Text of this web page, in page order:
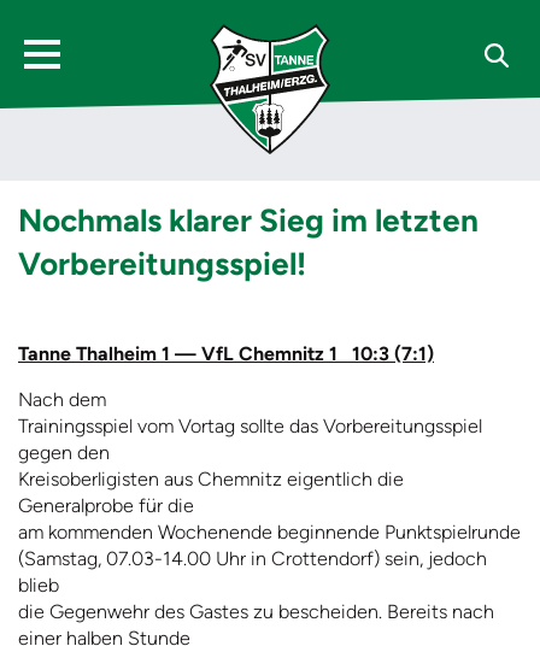
Nochmals klarer Sieg im letzten
Vorbereitungsspiel!
Tanne Thalheim 1 — VfL Chemnitz 1 10:3 (7:1)
Nach dem
Trainingsspiel vom Vortag sollte das Vorbereitungsspiel
gegen den
Kreisoberligisten aus Chemnitz eigentlich die
Generalprobe für die
am kommenden Wochenende beginnende Punktspielrunde
(Samstag, 07.03-14.00 Uhr in Crottendorf) sein, jedoch
blieb
die Gegenwehr des Gastes zu bescheiden. Bereits nach
einer halben Stunde